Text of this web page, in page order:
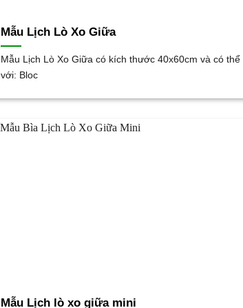
Mẫu Lịch Lò Xo Giữa
Mẫu Lịch Lò Xo Giữa có kích thước 40x60cm và có thể
với: Bloc
Mẫu Lịch lò xo giữa mini